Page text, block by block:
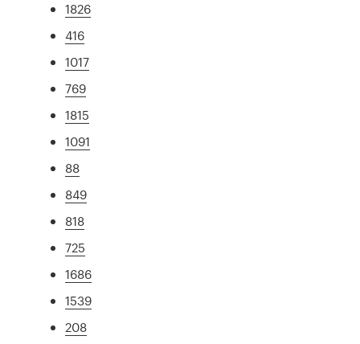
1826
416
1017
769
1815
1091
88
849
818
725
1686
1539
208